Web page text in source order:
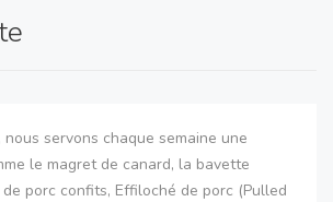
nous servons chaque semaine une
le magret de canard, la bavette
porc confits, Effiloché de porc (Pulled